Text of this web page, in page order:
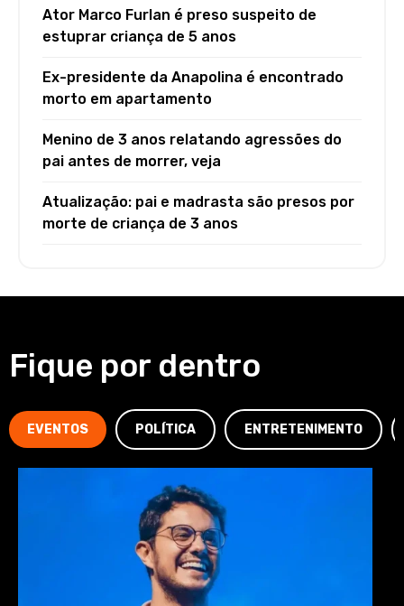
Ator Marco Furlan é preso suspeito de
estuprar criança de 5 anos
Ex-presidente da Anapolina é encontrado
morto em apartamento
Menino de 3 anos relatando agressões do
pai antes de morrer, veja
Atualização: pai e madrasta são presos por
morte de criança de 3 anos
Fique por dentro
EVENTOS POLÍTICA ENTRETENIMENTO